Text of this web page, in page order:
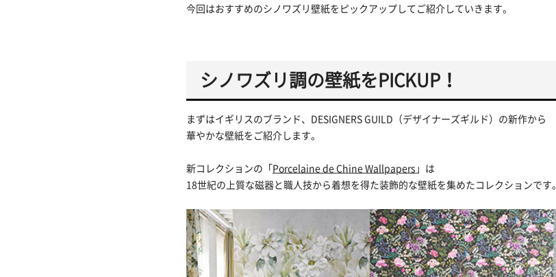
今回はおすすめのシノワズリ壁紙をピックアップしてご紹介していきます。
シノワズリ調の壁紙をPICKUP！
まずはイギリスのブランド、DESIGNERS GUILD（デザイナーズギルド）の新作から
華やかな壁紙をご紹介します。
新コレクションの「Porcelaine de Chine Wallpapers 」は
18世紀の上質な磁器と職人技から着想を得た装飾的な壁紙を集めたコレクションです。